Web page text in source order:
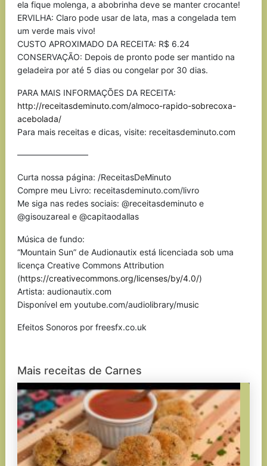
ela fique molenga, a abobrinha deve se manter crocante!
ERVILHA: Claro pode usar de lata, mas a congelada tem
um verde mais vivo!
CUSTO APROXIMADO DA RECEITA: R$ 6.24
CONSERVAÇÃO: Depois de pronto pode ser mantido na
geladeira por até 5 dias ou congelar por 30 dias.
PARA MAIS INFORMAÇÕES DA RECEITA:
http://receitasdeminuto.com/almoco-rapido-sobrecoxa-
acebolada/
Para mais receitas e dicas, visite: receitasdeminuto.com
————————–
Curta nossa página: /ReceitasDeMinuto
Compre meu Livro: receitasdeminuto.com/livro
Me siga nas redes sociais: @receitasdeminuto e
@gisouzareal e @capitaodallas
Música de fundo:
“Mountain Sun” de Audionautix está licenciada sob uma
licença Creative Commons Attribution
(https://creativecommons.org/licenses/by/4.0/)
Artista: audionautix.com
Disponível em youtube.com/audiolibrary/music
Efeitos Sonoros por freesfx.co.uk
Mais receitas de Carnes